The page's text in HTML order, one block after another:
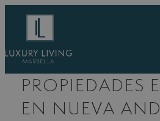
contenido
PROPIEDADES
EN NUEVA